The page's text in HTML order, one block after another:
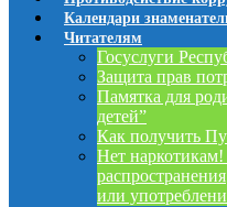
Календари
Читателям
Госуслуги
Защита прав
Памятка для
детей”
Как получить
Нет
распространения
или